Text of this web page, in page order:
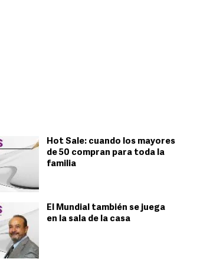
Hot Sale: cuando los mayores
de 50 compran para toda la
familia
El Mundial también se juega
en la sala de la casa